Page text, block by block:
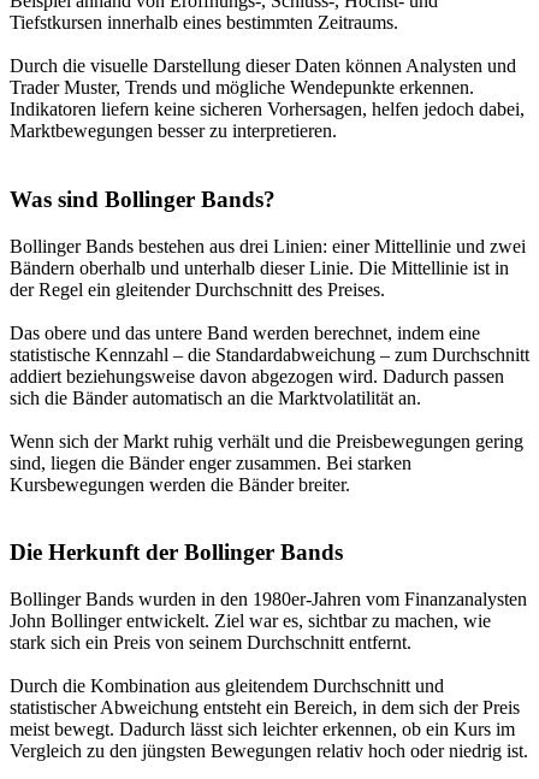
Tiefstkursen innerhalb eines bestimmten Zeitraums.
Durch die visuelle Darstellung dieser Daten können Analysten und
Trader Muster, Trends und mögliche Wendepunkte erkennen.
Indikatoren liefern keine sicheren Vorhersagen, helfen jedoch dabei,
Marktbewegungen besser zu interpretieren.
Was sind Bollinger Bands?
Bollinger Bands bestehen aus drei Linien: einer Mittellinie und zwei
Bändern oberhalb und unterhalb dieser Linie. Die Mittellinie ist in
der Regel ein gleitender Durchschnitt des Preises.
Das obere und das untere Band werden berechnet, indem eine
statistische Kennzahl – die Standardabweichung – zum Durchschnitt
addiert beziehungsweise davon abgezogen wird. Dadurch passen
sich die Bänder automatisch an die Marktvolatilität an.
Wenn sich der Markt ruhig verhält und die Preisbewegungen gering
sind, liegen die Bänder enger zusammen. Bei starken
Kursbewegungen werden die Bänder breiter.
Die Herkunft der Bollinger Bands
Bollinger Bands wurden in den 1980er-Jahren vom Finanzanalysten
John Bollinger entwickelt. Ziel war es, sichtbar zu machen, wie
stark sich ein Preis von seinem Durchschnitt entfernt.
Durch die Kombination aus gleitendem Durchschnitt und
statistischer Abweichung entsteht ein Bereich, in dem sich der Preis
meist bewegt. Dadurch lässt sich leichter erkennen, ob ein Kurs im
Vergleich zu den jüngsten Bewegungen relativ hoch oder niedrig ist.